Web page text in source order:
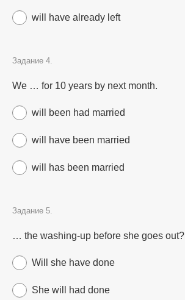
will have already left
Задание 4.
We … for 10 years by next month.
will been had married
will have been married
will has been married
Задание 5.
… the washing-up before she goes out?
Will she have done
She will had done